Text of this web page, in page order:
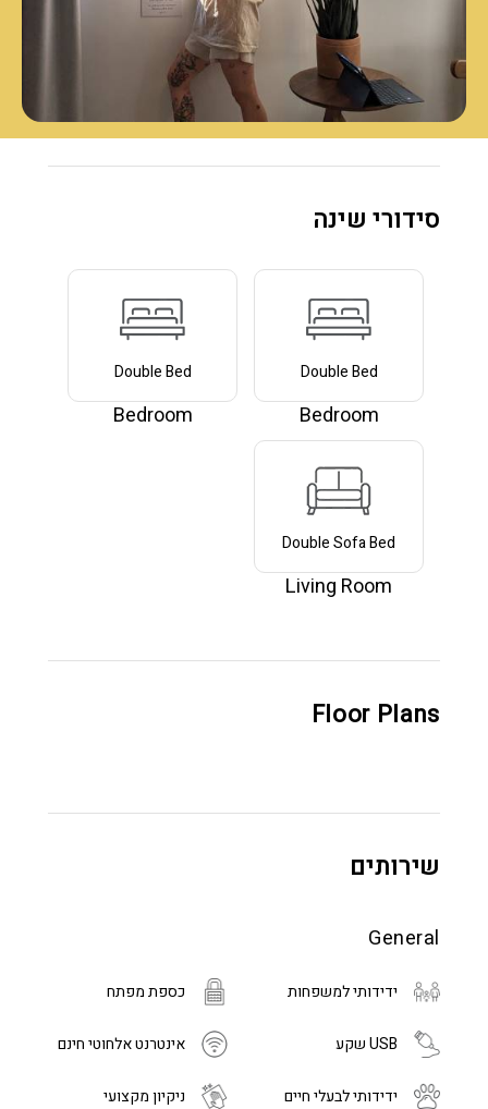
סידורי שינה
Bedroom
Double Bed
Bedroom
Double Bed
Living Room
Double Sofa Bed
Floor Plans
שירותים
General
ידידותי למשפחות כספת מפתח
USB שקע אינטרנט אלחוטי חינם
ידידותי לבעלי חיים ניקיון מקצועי